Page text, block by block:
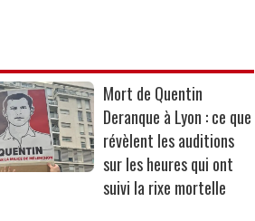
Mort de Quentin
Deranque à Lyon : ce que
révèlent les auditions
sur les heures qui ont
suivi la rixe mortelle